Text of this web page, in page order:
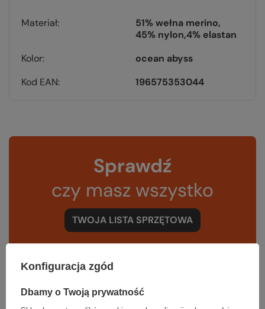
Materiał
51% wełna merino
45% nylon 4% elastan
Kolor
ocean abyss
Kod EAN
196575353044
Sprawdź
czy masz wszystko
TWOJA LISTA SPRZĘTOWA
Zerknij też na to:
Konfiguracja zgód
Dbamy o Twoją prywatność